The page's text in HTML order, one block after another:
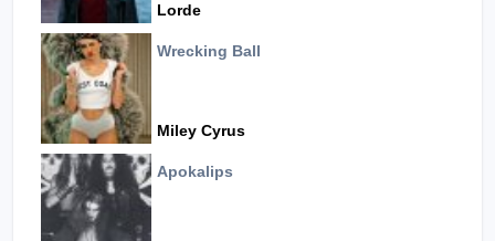
Lorde
Wrecking Ball
Miley Cyrus
Apokalips